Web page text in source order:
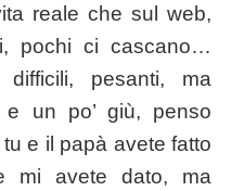
reale che sul web,
pochi ci cascano…
pesanti, ma
un po’ giù, penso
e il papà avete fatto
avete dato, ma